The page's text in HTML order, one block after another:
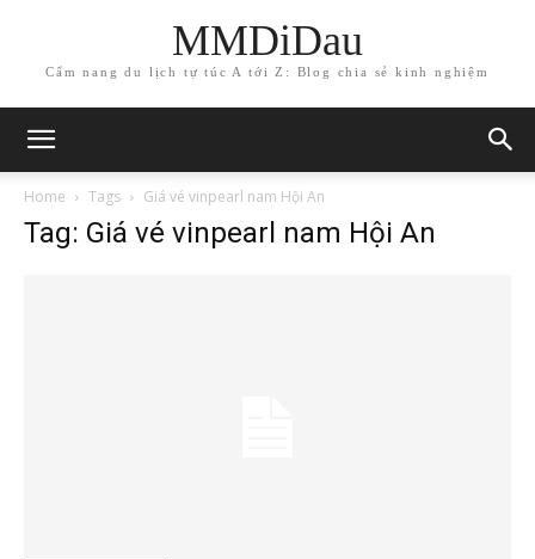
MMDiDau
Cẩm nang du lịch tự túc A tới Z: Blog chia sẻ kinh nghiệm
Home Tags Giá vé vinpearl nam Hội An
Tag: Giá vé vinpearl nam Hội An